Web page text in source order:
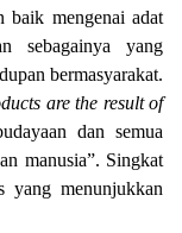
baik mengenai adat
sebagainya yang
bermasyarakat.
are the result of
dan semua
manusia”. Singkat
yang menunjukkan